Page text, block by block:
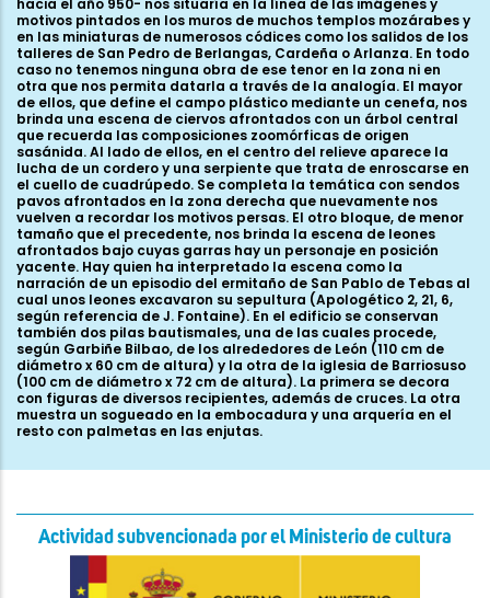
Actividad subvencionada por el Ministerio de cultura